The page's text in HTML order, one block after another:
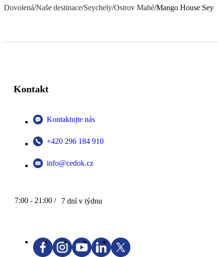
Dovolená/Naše destinace/Seychely/Ostrov Mahé/Mango House
Kontakt
Kontaktujte nás
+420 296 184 910
info@cedok.cz
7:00 - 21:00 / 7 dní v týdnu